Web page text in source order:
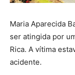
Maria Aparecida
ser atingida por
Rica. A vítima
acidente.